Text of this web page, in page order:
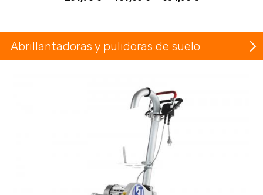
Abrillantadoras y pulidoras de suelo